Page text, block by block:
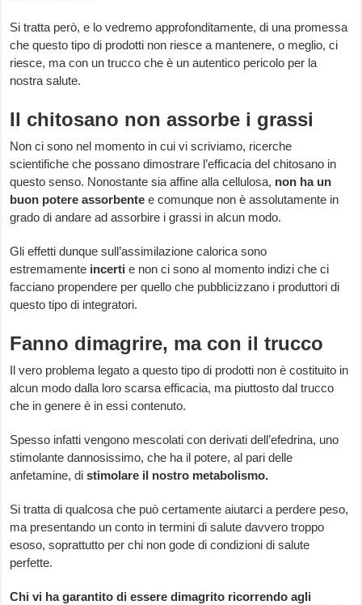
Si tratta però, e lo vedremo approfonditamente, di una promessa
che questo tipo di prodotti non riesce a mantenere, o meglio, ci
riesce, ma con un trucco che è un autentico pericolo per la
nostra salute.
Il chitosano non assorbe i grassi
Non ci sono nel momento in cui vi scriviamo, ricerche
scientifiche che possano dimostrare l’efficacia del chitosano in
questo senso. Nonostante sia affine alla cellulosa, non ha un
buon potere assorbente e comunque non è assolutamente in
grado di andare ad assorbire i grassi in alcun modo.
Gli effetti dunque sull’assimilazione calorica sono
estremamente incerti e non ci sono al momento indizi che ci
facciano propendere per quello che pubblicizzano i produttori di
questo tipo di integratori.
Fanno dimagrire, ma con il trucco
Il vero problema legato a questo tipo di prodotti non è costituito in
alcun modo dalla loro scarsa efficacia, ma piuttosto dal trucco
che in genere è in essi contenuto.
Spesso infatti vengono mescolati con derivati dell’efedrina, uno
stimolante dannosissimo, che ha il potere, al pari delle
anfetamine, distimolare il nostro metabolismo.
Si tratta di qualcosa che può certamente aiutarci a perdere peso,
ma presentando un conto in termini di salute davvero troppo
esoso, soprattutto per chi non gode di condizioni di salute
perfette.
Chi vi ha garantito di essere dimagrito ricorrendo agli